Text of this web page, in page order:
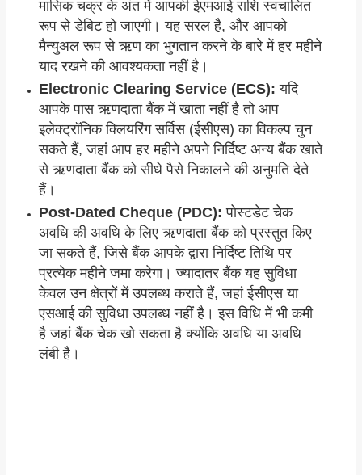
मासिक चक्र के अंत में आपकी ईएमआई राशि स्वचालित
रूप से डेबिट हो जाएगी। यह सरल है, और आपको
मैन्युअल रूप से ऋण का भुगतान करने के बारे में हर महीने
याद रखने की आवश्यकता नहीं है।
Electronic Clearing Service (ECS): यदि
आपके पास ऋणदाता बैंक में खाता नहीं है तो आप
इलेक्ट्रॉनिक क्लियरिंग सर्विस (ईसीएस) का विकल्प चुन
सकते हैं, जहां आप हर महीने अपने निर्दिष्ट अन्य बैंक खाते
से ऋणदाता बैंक को सीधे पैसे निकालने की अनुमति देते
हैं।
Post-Dated Cheque (PDC): पोस्टडेट चेक
अवधि की अवधि के लिए ऋणदाता बैंक को प्रस्तुत किए
जा सकते हैं, जिसे बैंक आपके द्वारा निर्दिष्ट तिथि पर
प्रत्येक महीने जमा करेगा। ज्यादातर बैंक यह सुविधा
केवल उन क्षेत्रों में उपलब्ध कराते हैं, जहां ईसीएस या
एसआई की सुविधा उपलब्ध नहीं है। इस विधि में भी कमी
है जहां बैंक चेक खो सकता है क्योंकि अवधि या अवधि
लंबी है।